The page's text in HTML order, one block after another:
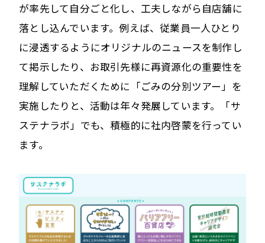
が率先して自分ごと化し、工夫しながら自店舗に
落とし込んでいます。例えば、従業員一人ひとり
に浸透するようにオリジナルのニュースを制作し
て掲示したり、お取引先様に再資源化の重要性を
理解していただくために「ごみの分別ツアー」を
実施したりと、活動は年々発展しています。「サ
ステナラボ」でも、積極的に社内啓蒙を行ってい
ます。